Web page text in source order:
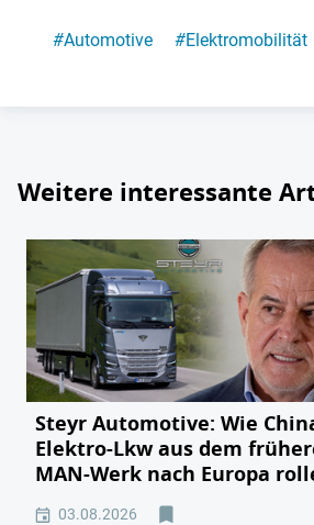
#Automotive #Elektromobilität
Weitere interessante
Steyr Automotive: Wie
Elektro-Lkw aus dem
MAN-Werk nach Europa
03.08.2026